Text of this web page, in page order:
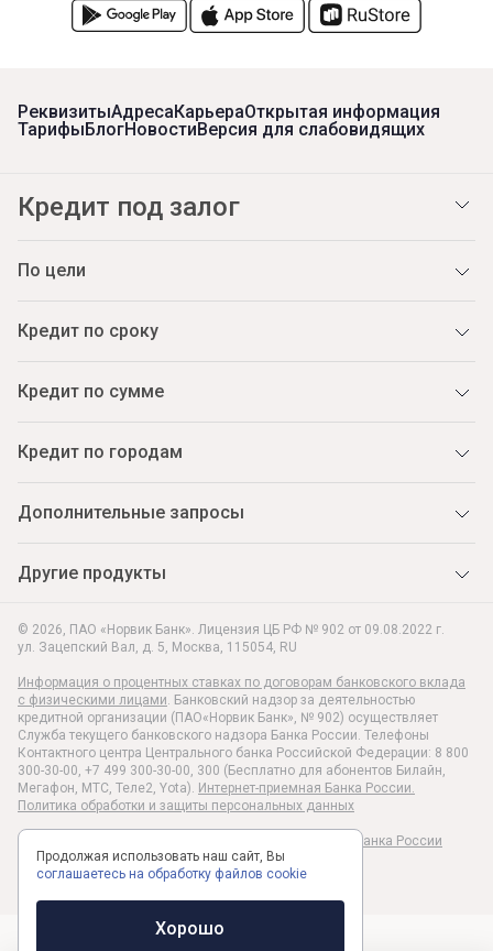
© 2026, ПАО «Норвик Банк». Лицензия ЦБ РФ № 902 от 09.08.2022 г.
ул. Зацепский Вал, д. 5, Москва, 115054, RU
Информация о процентных ставках по договорам банковского вклада
с физическими лицами. Банковский надзор за деятельностью
кредитной организации (ПАО«Норвик Банк», № 902) осуществляет
Служба текущего банковского надзора Банка России. Телефоны
Контактного центра Центрального банка Российской Федерации: 8 800
300-30-00, +7 499 300-30-00, 300 (Бесплатно для абонентов Билайн,
Мегафон, МТС, Теле2, Yota). Интернет-приемная Банка России.
Политика обработки и защиты персональных данных
Раскрытие информации в соответствии c Указанием Банка России
№6496-У
РеквизитыАдресаКарьераОткрытая информация
ТарифыБлогНовостиВерсия для слабовидящих
Кредит под залог
По цели
Кредит по сроку
Кредит по сумме
Кредит по городам
Дополнительные запросы
Другие продукты
Продолжая использовать наш сайт, Вы
соглашаетесь на обработку файлов cookie
Хорошо